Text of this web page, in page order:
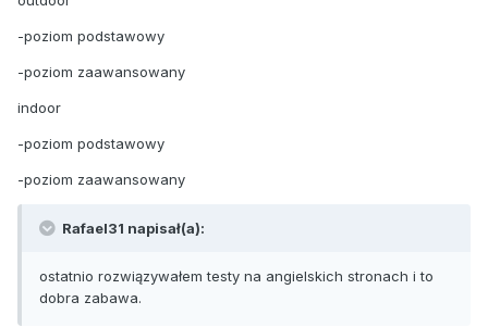
-poziom podstawowy
-poziom zaawansowany
indoor
-poziom podstawowy
-poziom zaawansowany
Rafael31 napisał(a):
ostatnio rozwiązywałem testy na angielskich stronach i to
dobra zabawa.